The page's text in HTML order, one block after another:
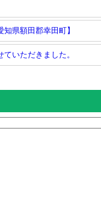
県額田郡幸田町】
いただきました。